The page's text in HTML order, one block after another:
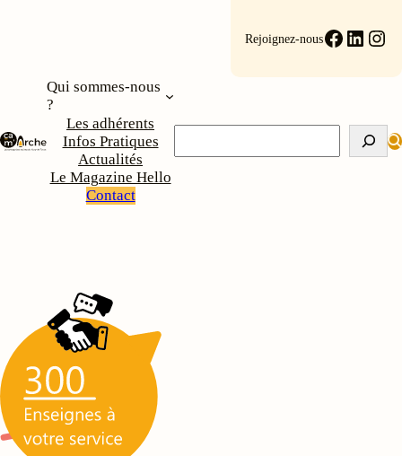
Rejoignez-nous
Qui sommes-nous
?
Les adhérents
Infos Pratiques
Actualités
Le Magazine Hello
Contact